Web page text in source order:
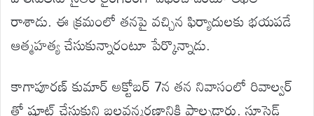
రాశాడు. ఈ క్రమంలో తనపై వచ్చిన ఫిర్యాదులకు భయపడే
ఆత్మహత్య చేసుకున్నారంటూ పేర్కొన్నాడు.
కాగాపూరణ్ కుమార్ అక్టోబర్ 7న తన నివాసంలో రివాల్వర్
తో షూట్ చేసుకుని బలవన్మరణానికి పాల్పడ్డారు. సూసైడ్